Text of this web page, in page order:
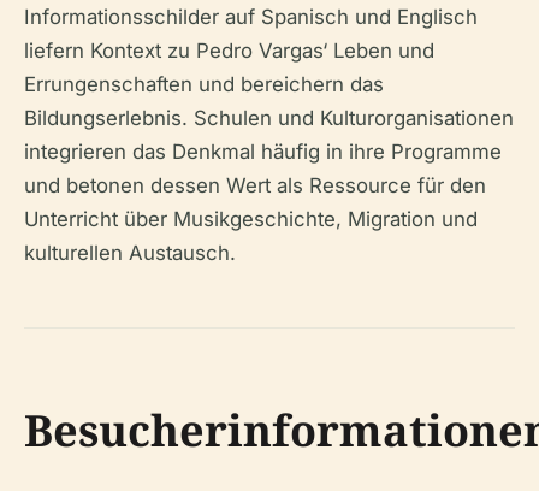
Informationsschilder auf Spanisch und Englisch
liefern Kontext zu Pedro Vargas‘ Leben und
Errungenschaften und bereichern das
Bildungserlebnis. Schulen und Kulturorganisationen
integrieren das Denkmal häufig in ihre Programme
und betonen dessen Wert als Ressource für den
Unterricht über Musikgeschichte, Migration und
kulturellen Austausch.